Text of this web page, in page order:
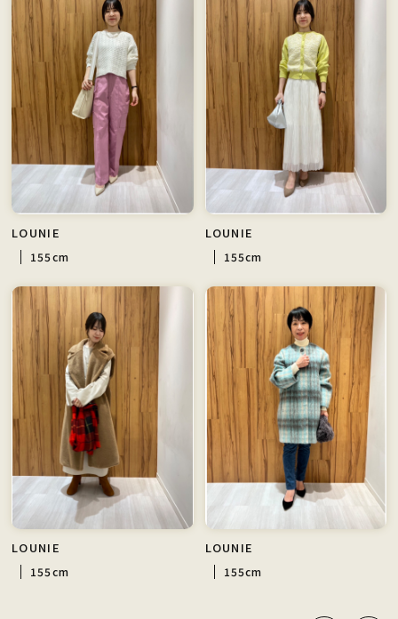
LOUNIE
155cm
LOUNIE
155cm
LOUNIE
155cm
LOUNIE
155cm